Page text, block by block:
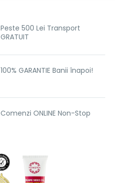
Peste 500 Lei Transport
GRATUIT
100% GARANTIE Banii înapoi!
Comenzi ONLINE Non-Stop